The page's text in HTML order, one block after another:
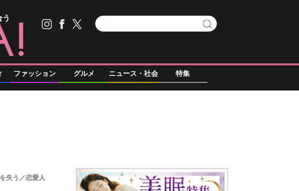
ファッション グルメ ニュース・社会 特集
失う／恋愛人